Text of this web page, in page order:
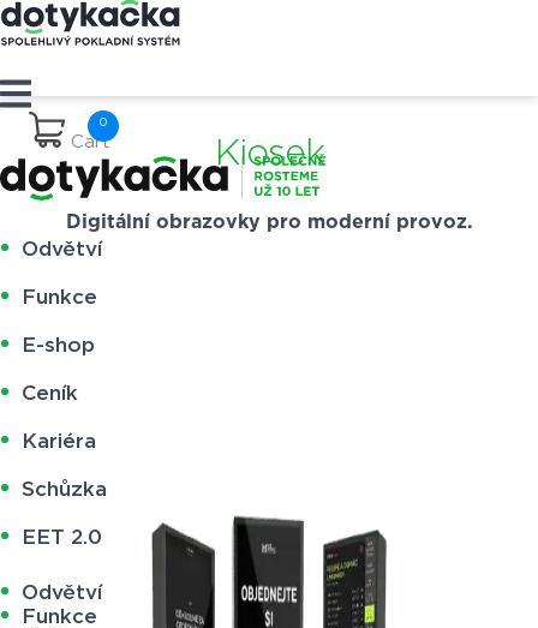
Cart
Odvětví
Funkce
E-shop
Ceník
Kariéra
Schůzka
EET 2.0
Odvětví
Funkce
Kiosek
Digitální obrazovky pro moderní provoz.